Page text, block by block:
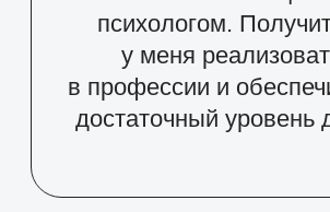
и навыков, чтобы помогать
людям?